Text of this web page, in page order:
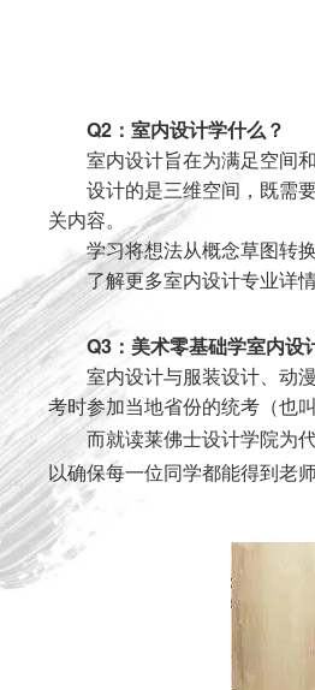
Q2：室内设计学什么？
室内设计旨在为满足空间
设计的是三维空间，既需
关内容。
学习将想法从概念草图转
了解更多室内设计专业详
Q3：美术零基础学室内设
室内设计与服装设计、动
考时参加当地省份的统考（也叫
而就读莱佛士设计学院为
以确保每一位同学都能得到老